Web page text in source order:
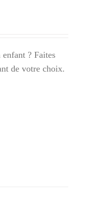
? Faites
de votre choix.